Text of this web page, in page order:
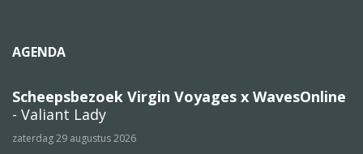
AGENDA
Scheepsbezoek Virgin Voyages x WavesOnline
- Valiant Lady
zaterdag 29 augustus 2026